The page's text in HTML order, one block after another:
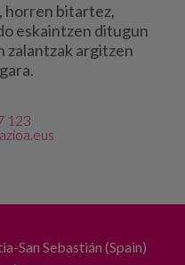
horren bitartez,
eskaintzen ditugun
zalantzak argitzen
123
San Sebastián (Spain)